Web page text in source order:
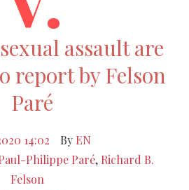
assault are
report by Felson
Paré
14:02 By EN
Philippe Paré, Richard B.
Felson